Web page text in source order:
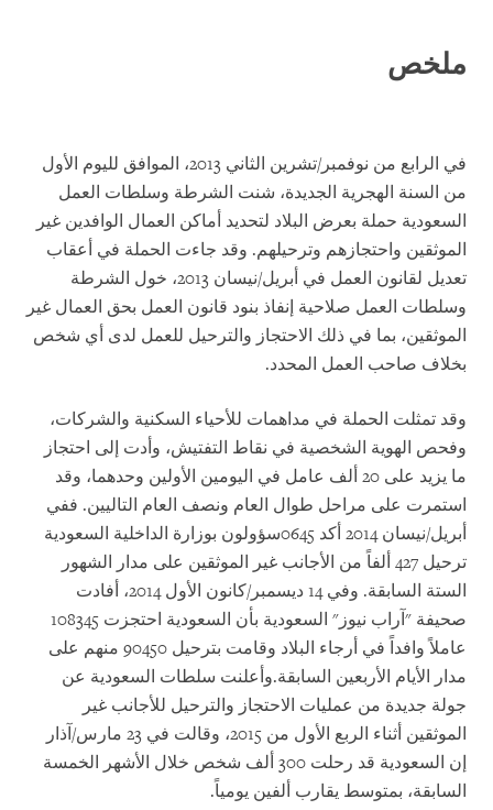
ملخص
في الرابع من نوفمبر/تشرين الثاني 2013، الموافق لليوم الأول
من السنة الهجرية الجديدة، شنت الشرطة وسلطات العمل
السعودية حملة بعرض البلاد لتحديد أماكن العمال الوافدين غير
الموثقين واحتجازهم وترحيلهم. وقد جاءت الحملة في أعقاب
تعديل لقانون العمل في أبريل/نيسان 2013، خول الشرطة
وسلطات العمل صلاحية إنفاذ بنود قانون العمل بحق العمال غير
الموثقين، بما في ذلك الاحتجاز والترحيل للعمل لدى أي شخص
بخلاف صاحب العمل المحدد.
وقد تمثلت الحملة في مداهمات للأحياء السكنية والشركات،
وفحص الهوية الشخصية في نقاط التفتيش، وأدت إلى احتجاز
ما يزيد على 20 ألف عامل في اليومين الأولين وحدهما، وقد
استمرت على مراحل طوال العام ونصف العام التاليين. ففي
أبريل/نيسان 2014 أكد 0645سؤولون بوزارة الداخلية السعودية
ترحيل 427 ألفاً من الأجانب غير الموثقين على مدار الشهور
الستة السابقة. وفي 14 ديسمبر/كانون الأول 2014، أفادت
صحيفة "آراب نيوز" السعودية بأن السعودية احتجزت 108345
عاملاً وافداً في أرجاء البلاد وقامت بترحيل 90450 منهم على
مدار الأيام الأربعين السابقة.وأعلنت سلطات السعودية عن
جولة جديدة من عمليات الاحتجاز والترحيل للأجانب غير
الموثقين أثناء الربع الأول من 2015، وقالت في 23 مارس/آذار
إن السعودية قد رحلت 300 ألف شخص خلال الأشهر الخمسة
السابقة، بمتوسط يقارب ألفين يومياً.